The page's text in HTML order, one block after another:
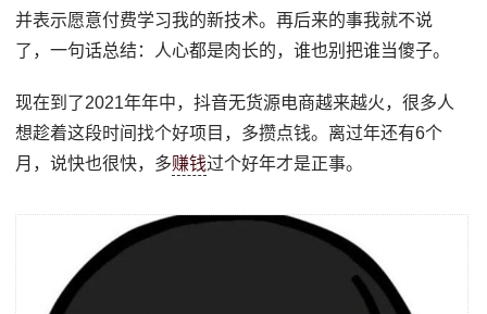
并表示愿意付费学习我的新技术。再后来的事我就不说
了，一句话总结：人心都是肉长的，谁也别把谁当傻子。
现在到了2021年年中，抖音无货源电商越来越火，很多人
想趁着这段时间找个好项目，多攒点钱。离过年还有6个
月，说快也很快，多赚钱过个好年才是正事。